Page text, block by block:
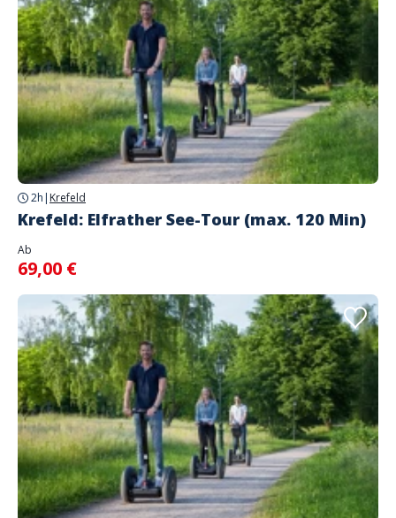
2h | Krefeld
Krefeld: Elfrather See-Tour (max. 120 Min)
Ab
69,00 €